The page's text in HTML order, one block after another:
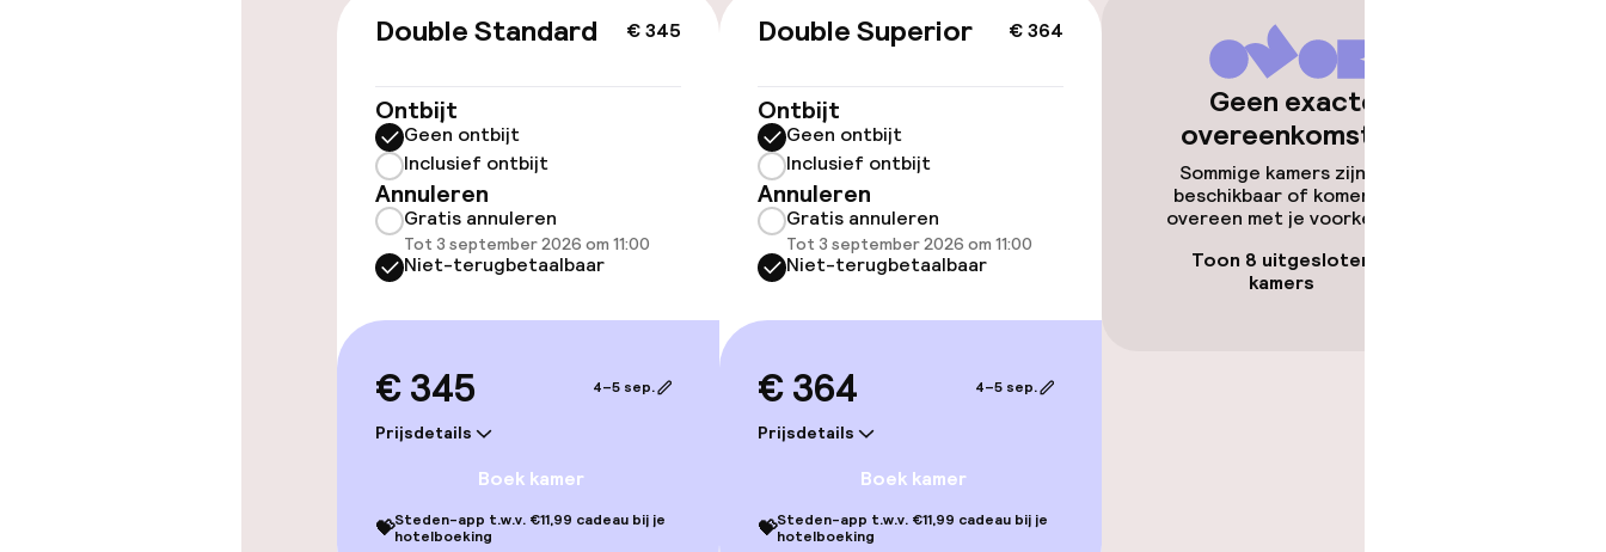
Overal rolstoeltoegankelijk
Lift
Zwemmen & wellness
Zoetwater buitenzwembad
Ligstoelen
Massage
Fitnessruimte / gym
Entertainment
Gratis wifi
Zonneterras
TV lounge
€ 345
Double Standard
Ontbijt
Geen ontbijt
Inclusief ontbijt
Annuleren
Gratis annuleren
Tot 3 september 2026 om 11:00
Niet-terugbetaalbaar
€ 345
Prijsdetails
4–5 sep.
Boek kamer
💝Steden-app t.w.v. €11,99 cadeau bij je
hotelboeking
€ 364
Double Superior
Ontbijt
Geen ontbijt
Inclusief ontbijt
Annuleren
Gratis annuleren
Tot 3 september 2026 om 11:00
Niet-terugbetaalbaar
€ 364
Prijsdetails
4–5 sep.
Boek kamer
💝Steden-app t.w.v. €11,99 cadeau bij je
hotelboeking
Geen exacte
overeenkomsten
Sommige kamers zijn niet
beschikbaar of komen niet
overeen met je voorkeuren.
Toon 8 uitgesloten
kamers